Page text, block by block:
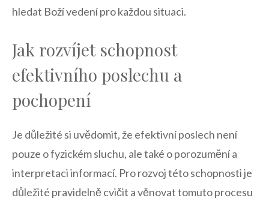
hledat Boží vedení⁣ pro každou situaci.
Jak rozvíjet schopnost
efektivního⁤ poslechu a
pochopení
Je důležité si uvědomit, že efektivní poslech není
pouze o fyzickém ‍sluchu, ale také o​ porozumění a
interpretaci informací. Pro rozvoj této⁣ schopnosti je
důležité pravidelně⁤ cvičit a věnovat tomuto procesu